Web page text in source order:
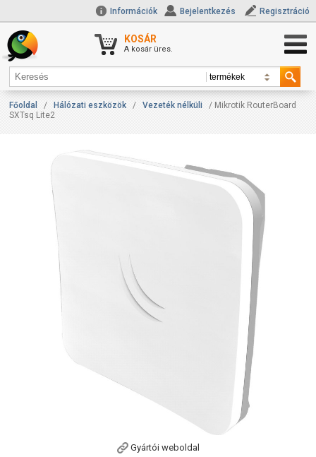
Információk Bejelentkezés Regisztráció
KOSÁR
A kosár üres.
Főoldal / Hálózati eszközök / Vezeték nélküli
/ Mikrotik RouterBoard
SXTsq Lite2
Gyártói weboldal